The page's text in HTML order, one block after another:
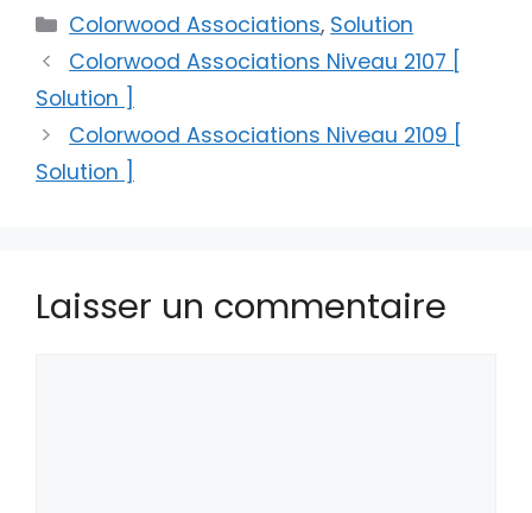
Catégories
Colorwood Associations, Solution
Colorwood Associations Niveau 2107 [
Solution ]
Colorwood Associations Niveau 2109 [
Solution ]
Laisser un commentaire